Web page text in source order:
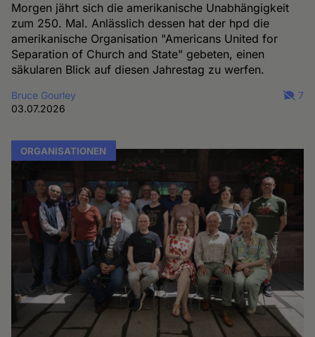
Morgen jährt sich die amerikanische Unabhängigkeit
zum 250. Mal. Anlässlich dessen hat der hpd die
amerikanische Organisation "Americans United for
Separation of Church and State" gebeten, einen
säkularen Blick auf diesen Jahrestag zu werfen.
Bruce Gourley
03.07.2026
7
ORGANISATIONEN